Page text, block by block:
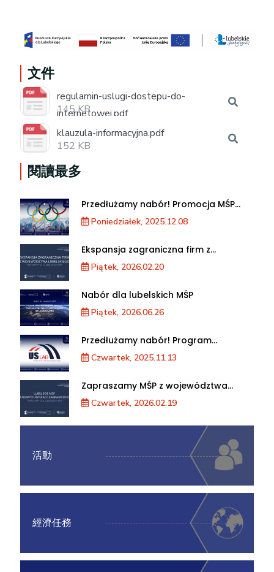
文件
regulamin-uslugi-dostepu-do-
internetowej.pdf
145 KB
klauzula-informacyjna.pdf
152 KB
閱讀最多
Przedłużamy nabór! Promocja MŚP
podczas XXV Zimowych Igrzysk
Olimpijskich we Włoszech
Poniedziałek, 2025.12.08
Ekspansja zagraniczna firm z
województwa lubelskiego. Warsztaty
dla MŚP
Piątek, 2026.02.20
Nabór dla lubelskich MŚP
Piątek, 2026.06.26
Przedłużamy nabór! Program
akceleracji przedsiębiorstw
Czwartek, 2025.11.13
Zapraszamy MŚP z województwa
lubelskiego na warsztaty „Lubelskie
MŚP na nowych rynkach
Czwartek, 2026.02.19
活動
經濟任務